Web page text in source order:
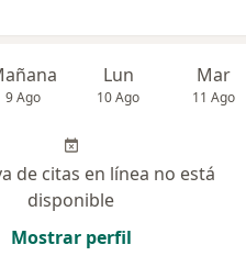
9 Ago
Lun
10 Ago
Mar
11 Ago
de citas en línea no está
disponible
Mostrar perfil